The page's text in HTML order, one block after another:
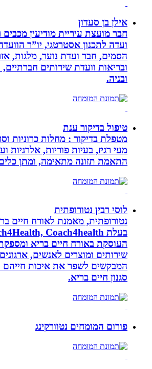
אילן בן סעדון
חבר מועצת עיריית מודיעין מכבים
ועדה לתכנון אסטרטגי, יו”ר הוועדה
הסמים, חבר ועדת נוער, מלגות,
ובריאות וועדת שירותים חברתיים,
ובניה.
טיפול בדיקור ענת
מטפלת בדיקור : מחלות כרוניות
מעי רגיז, בעיות פוריות, אלרגיות
התאמת תזונה מתאימה, ומתן כלים
לוסי רבין נטורופתית
נטורופתית, מאמנת לאורח חיים
העוסקת באורח חיים בריא ומספקת
שירותים ומוצרים לאנשים, ארגונים
המבקשים לשפר את איכות חייהם
סגנון חיים בריא.
פורום המומחים נטוורקינג